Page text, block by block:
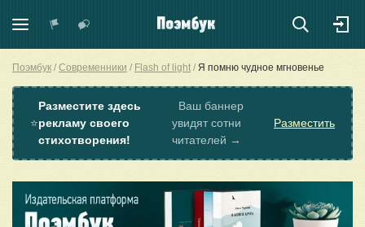
Поэмбук Современники Flash of light Я помню чудное мгновенье
⭐
Разместите здесь
рекламу своего
стихотворения!
Ваш баннер
увидят сотни
читателей →
Разместить